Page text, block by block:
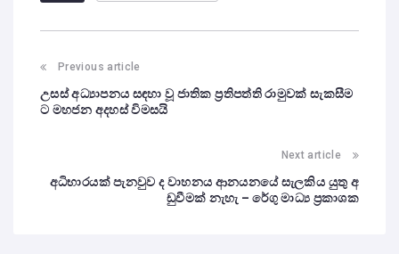
Previous article
උසස් අධ්‍යාපනය සඳහා වූ ජාතික ප්‍රතිපත්ති රාමුවක් සැකසීම
ට මහජන අදහස් විමසයි
Next article
අධිභාරයක් පැනවුව ද වාහනය ආනයනයේ සැලකිය යුතු අ
ඩුවීමක් නැහැ – රේගු මාධ්‍ය ප්‍රකාශක